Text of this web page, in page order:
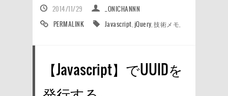
2014/11/29
_ONICHANNN
PERMALINK
Javascript jQuery ,技術メモ
【Javascript】でUUIDを